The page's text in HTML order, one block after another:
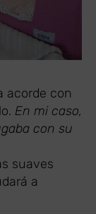
acorde con
En mi caso,
con su
suaves
a